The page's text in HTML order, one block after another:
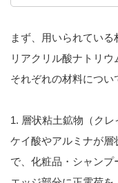
まず、用いられてい
リアクリル酸ナトリウ
それぞれの材料につい
1. 層状粘土鉱物（クレ
ケイ酸やアルミナが層
で、化粧品・シャンプ